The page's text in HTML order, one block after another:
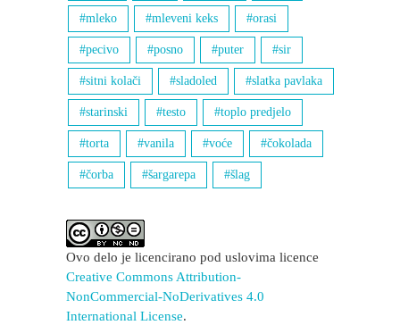
mleko mleveni keks orasi
pecivo posno puter sir
sitni kolači sladoled slatka pavlaka
starinski testo toplo predjelo
torta vanila voće čokolada
čorba šargarepa šlag
Ovo delo je licencirano pod uslovima licence
Creative Commons Attribution-
NonCommercial-NoDerivatives 4.0
International License.